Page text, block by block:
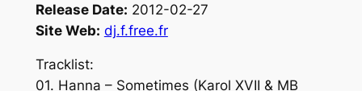
Release Date: 2012-02-27
Site Web: dj.f.free.fr
Tracklist:
01. Hanna – Sometimes (Karol XVII & MB